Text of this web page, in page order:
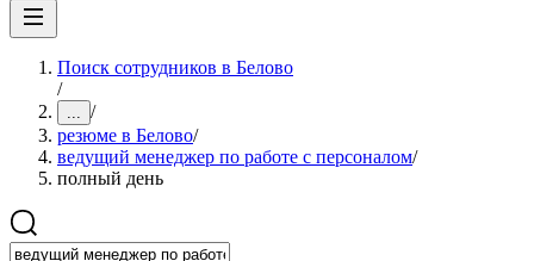
Поиск сотрудников в Белово
/
... /
резюме в Белово/
ведущий менеджер по работе с персоналом/
полный день